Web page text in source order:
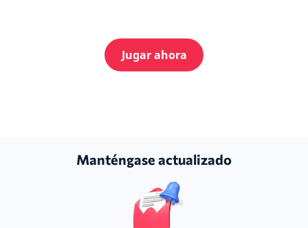
Jugar ahora
Manténgase actualizado